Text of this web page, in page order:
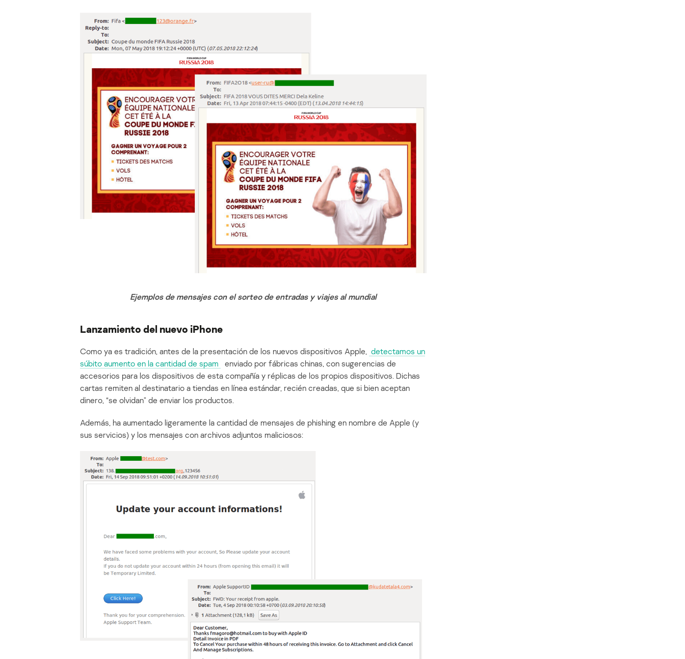
Ejemplos de mensajes con el sorteo de entradas y viajes al mundial
Lanzamiento del nuevo iPhone
Como ya es tradición, antes de la presentación de los nuevos dispositivos Apple, detectamos un
súbito aumento en la cantidad de spam
enviado por fábricas chinas, con sugerencias de
accesorios para los dispositivos de esta compañía y réplicas de los propios dispositivos. Dichas
cartas remiten al destinatario a tiendas en línea estándar, recién creadas, que si bien aceptan
dinero, “se olvidan” de enviar los productos.
Además, ha aumentado ligeramente la cantidad de mensajes de phishing en nombre de Apple (y
sus servicios) y los mensajes con archivos adjuntos maliciosos: